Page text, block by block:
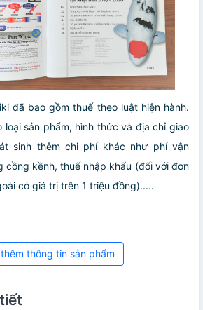
đã bao gồm thuế theo luật hiện hành.
loại sản phẩm, hình thức và địa chỉ giao
sinh thêm chi phí khác như phí vận
cồng kềnh, thuế nhập khẩu (đối với đơn
có giá trị trên 1 triệu đồng).....
thông tin sản phẩm